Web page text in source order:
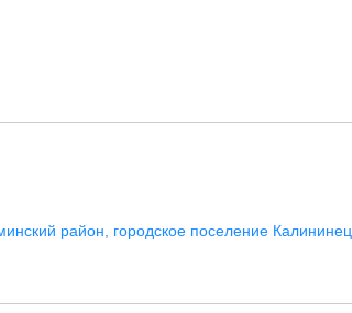
район, городское поселение Калининец